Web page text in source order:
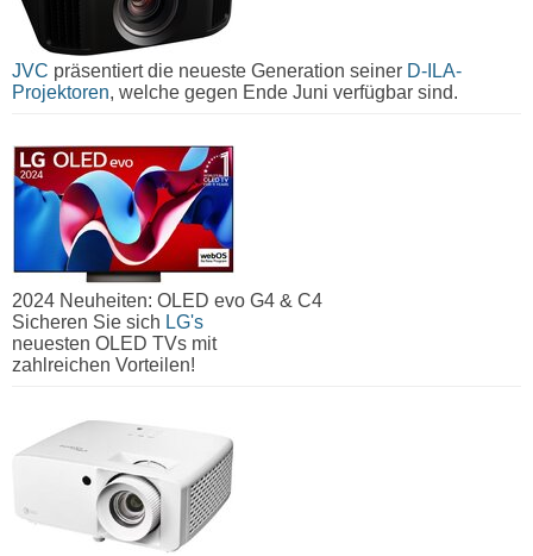
JVC präsentiert die neueste Generation seiner D-ILA-
Projektoren, welche gegen Ende Juni verfügbar sind.
2024 Neuheiten: OLED evo G4 & C4
Sicheren Sie sich LG's
neuesten OLED TVs mit
zahlreichen Vorteilen!